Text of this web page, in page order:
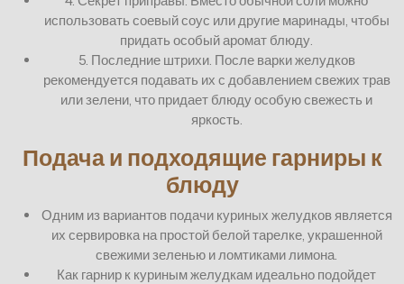
использовать соевый соус или другие маринады, чтобы
придать особый аромат блюду.
5. Последние штрихи. После варки желудков
рекомендуется подавать их с добавлением свежих трав
или зелени, что придает блюду особую свежесть и
яркость.
Подача и подходящие гарниры к
блюду
Одним из вариантов подачи куриных желудков является
их сервировка на простой белой тарелке, украшенной
свежими зеленью и ломтиками лимона.
Как гарнир к куриным желудкам идеально подойдет